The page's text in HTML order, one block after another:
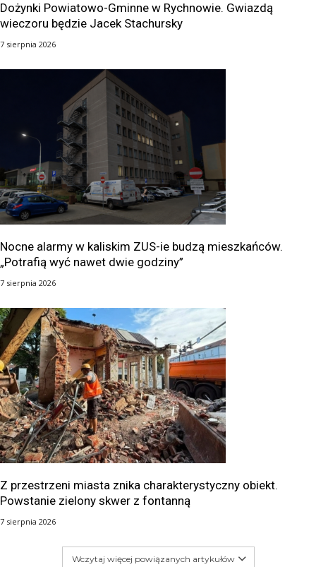
Dożynki Powiatowo-Gminne w Rychnowie. Gwiazdą
wieczoru będzie Jacek Stachursky
7 sierpnia 2026
Nocne alarmy w kaliskim ZUS-ie budzą mieszkańców.
„Potrafią wyć nawet dwie godziny”
7 sierpnia 2026
Z przestrzeni miasta znika charakterystyczny obiekt.
Powstanie zielony skwer z fontanną
7 sierpnia 2026
Wczytaj więcej powiązanych artykułów